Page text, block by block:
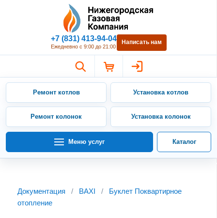
Нижегородская Газовая
+7 (831) 413-94-04
Ежедневно с 9:00 до 21:00
Написать нам
Ремонт котлов Установка котлов
Ремонт колонок Установка колонок
Меню услуг Каталог
Документация / BAXI /
Буклет Поквартирное
отопление